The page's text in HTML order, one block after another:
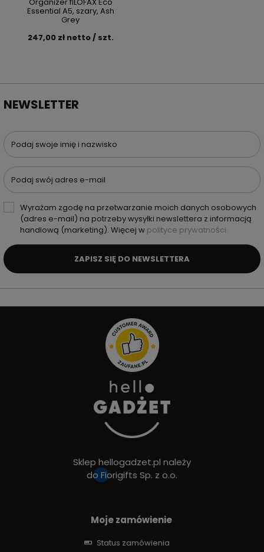
Essential A5, szary, Ash
Grey
247,00 zł netto / szt.
NEWSLETTER
Podaj swoje imię i nazwisko
Podaj swój adres e-mail
Wyrażam zgodę na przetwarzanie moich danych osobowych
(adres e-mail) na potrzeby wysyłki newslettera z informacją
handlową (marketing). Więcej w polityce prywatności.
ZAPISZ SIĘ DO NEWSLETTERA
Sklep hellogadzet.pl należy
do Fiorigifts Sp. z o.o.
Moje zamówienie
Status zamówienia